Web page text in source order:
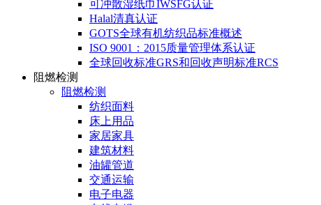
可冲散湿纸巾IWSFG认证
Halal清真认证
GOTS全球有机纺织品标准概述
ISO 9001：2015质量管理体系认证
全球回收标准GRS和回收声明标准RCS
阻燃检测
阻燃检测
纺织面料
床上用品
家居家具
建筑材料
油罐管道
交通运输
电子电器